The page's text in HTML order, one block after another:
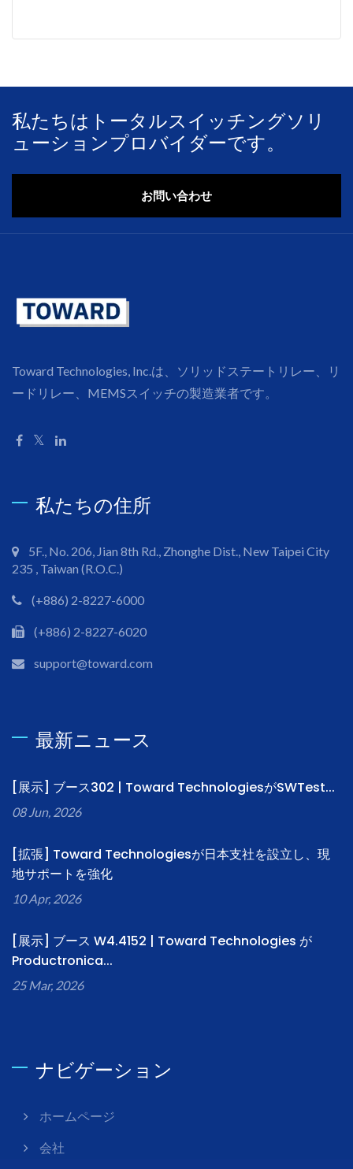
私たちはトータルスイッチングソリ
ューションプロバイダーです。
お問い合わせ
Toward Technologies, Inc.は、ソリッドステートリレー、リ
ードリレー、MEMSスイッチの製造業者です。
私たちの住所
5F., No. 206, Jian 8th Rd., Zhonghe Dist., New Taipei City
235 , Taiwan (R.O.C.)
(+886) 2-8227-6000
(+886) 2-8227-6020
support@toward.com
最新ニュース
[展示] ブース302 | Toward TechnologiesがSWTest...
08 Jun, 2026
[拡張] Toward Technologiesが日本支社を設立し、現
地サポートを強化
10 Apr, 2026
[展示] ブース W4.4152 | Toward Technologies が
Productronica...
25 Mar, 2026
ナビゲーション
ホームページ
会社